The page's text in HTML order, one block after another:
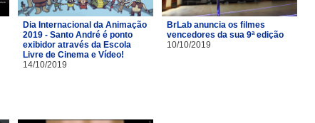
Dia Internacional da Animação
2019 - Santo André é ponto
exibidor através da Escola
Livre de Cinema e Vídeo!
14/10/2019
BrLab anuncia os filmes
vencedores da sua 9ª edição
10/10/2019